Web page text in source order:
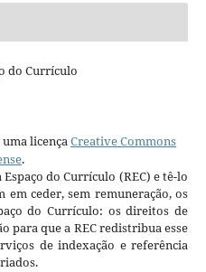
do Currículo
licençaCreative Commons
.
do Currículo (REC) e tê-lo
ceder, sem remuneração, os
do Currículo: os direitos de
para que a REC redistribua esse
de indexação e referência